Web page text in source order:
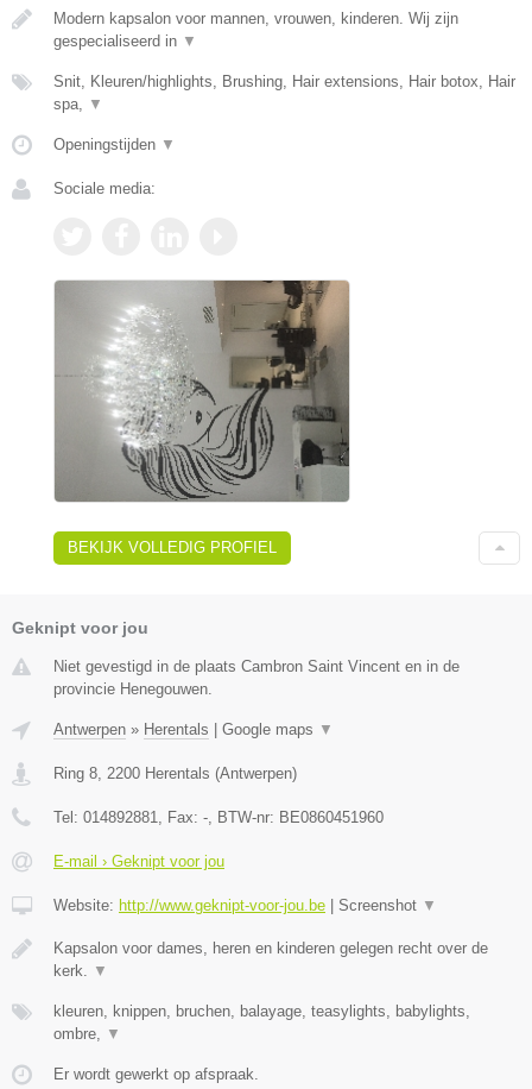
Modern kapsalon voor mannen, vrouwen, kinderen. Wij zijn
gespecialiseerd in ▼
Snit, Kleuren/highlights, Brushing, Hair extensions, Hair botox, Hair
spa, ▼
Openingstijden ▼
Sociale media:
BEKIJK VOLLEDIG PROFIEL
Geknipt voor jou
Niet gevestigd in de plaats Cambron Saint Vincent en in de
provincie Henegouwen.
Antwerpen » Herentals | Google maps ▼
Ring 8 2200 Herentals (Antwerpen)
Tel: 014892881 , Fax: - , BTW-nr: BE0860451960
E-mail › Geknipt voor jou
Website: http://www.geknipt-voor-jou.be | Screenshot ▼
Kapsalon voor dames, heren en kinderen gelegen recht over de
kerk.
▼
kleuren, knippen, bruchen, balayage, teasylights, babylights,
ombre,
▼
Er wordt gewerkt op afspraak.